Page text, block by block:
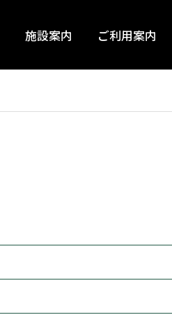
施設案内 ご利用案内